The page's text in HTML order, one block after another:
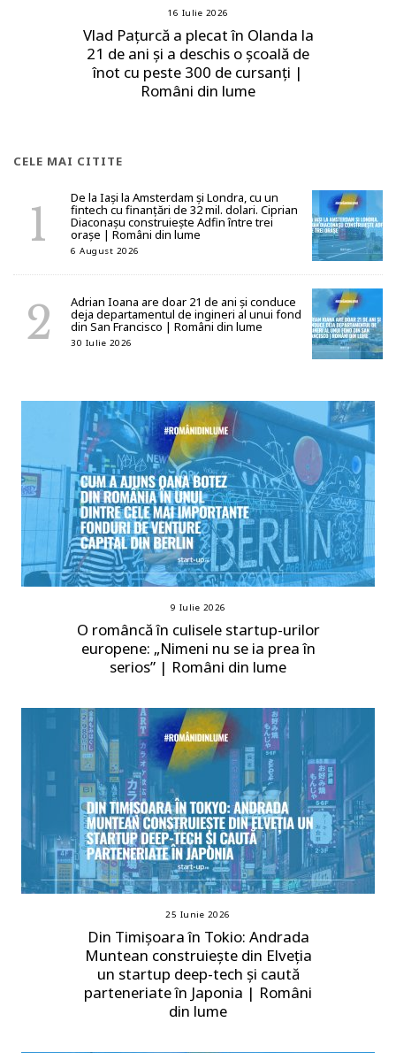
16 Iulie 2026
Vlad Pațurcă a plecat în Olanda la
21 de ani și a deschis o școală de
înot cu peste 300 de cursanți |
Români din lume
CELE MAI CITITE
De la Iași la Amsterdam și Londra, cu un
fintech cu finanțări de 32 mil. dolari. Ciprian
Diaconașu construiește Adfin între trei
orașe | Români din lume
6 August 2026
Adrian Ioana are doar 21 de ani și conduce
deja departamentul de ingineri al unui fond
din San Francisco | Români din lume
30 Iulie 2026
9 Iulie 2026
O româncă în culisele startup-urilor
europene: „Nimeni nu se ia prea în
serios” | Români din lume
25 Iunie 2026
Din Timișoara în Tokio: Andrada
Muntean construiește din Elveția
un startup deep-tech și caută
parteneriate în Japonia | Români
din lume